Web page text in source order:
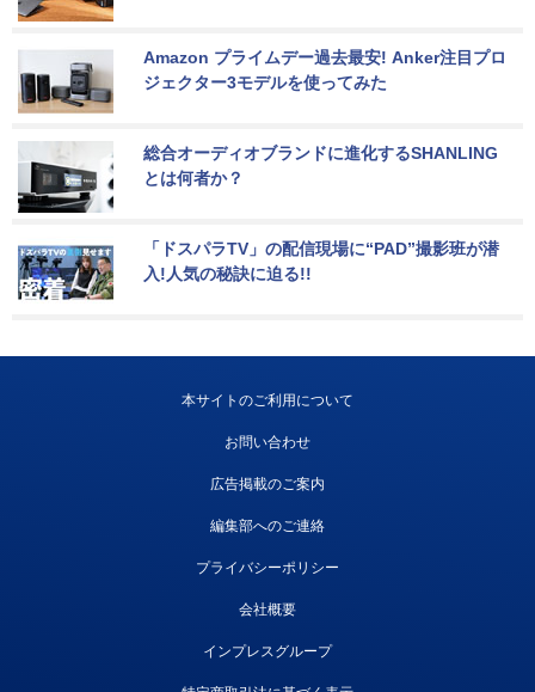
Amazon プライムデー過去最安! Anker注目プロ
ジェクター3モデルを使ってみた
総合オーディオブランドに進化するSHANLING
とは何者か？
「ドスパラTV」の配信現場に“PAD”撮影班が潜
入!人気の秘訣に迫る!!
本サイトのご利用について
お問い合わせ
広告掲載のご案内
編集部へのご連絡
プライバシーポリシー
会社概要
インプレスグループ